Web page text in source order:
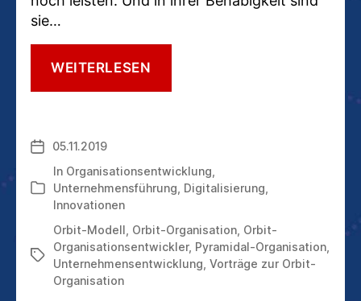
sie…
WEITERLESEN
ORBIT-
ORGANISATION
Veröffentlichungsdatum
05.11.2019
Kategorien
In Organisationsentwicklung
Unternehmensführung Digitalisierung
Innovationen
Schlagwörter
Orbit-Modell Orbit-Organisation Orbit-
Organisationsentwickler, Pyramidal-Organisation
Unternehmensentwicklung Vorträge zur Orbit-
Organisation